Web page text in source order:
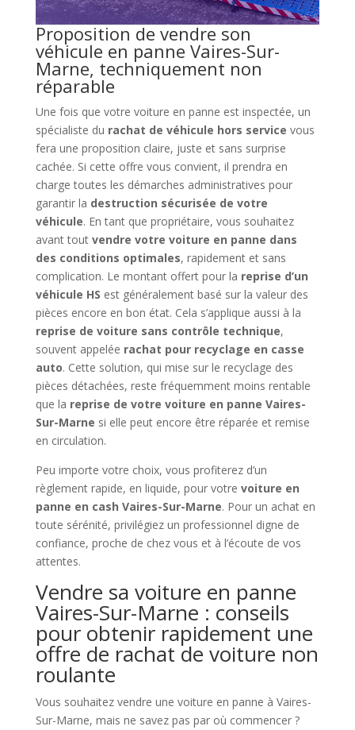
Proposition de vendre son
véhicule en panne Vaires-Sur-
Marne, techniquement non
réparable
Une fois que votre voiture en panne est inspectée, un
spécialiste du rachat de véhicule hors service vous
fera une proposition claire, juste et sans surprise
cachée. Si cette offre vous convient, il prendra en
charge toutes les démarches administratives pour
garantir la destruction sécurisée de votre
véhicule. En tant que propriétaire, vous souhaitez
avant tout vendre votre voiture en panne dans
des conditions optimales, rapidement et sans
complication. Le montant offert pour la reprise d’un
véhicule HS est généralement basé sur la valeur des
pièces encore en bon état. Cela s’applique aussi à la
reprise de voiture sans contrôle technique,
souvent appelée rachat pour recyclage en casse
auto. Cette solution, qui mise sur le recyclage des
pièces détachées, reste fréquemment moins rentable
que la reprise de votre voiture en panne Vaires-
Sur-Marne si elle peut encore être réparée et remise
en circulation.
Peu importe votre choix, vous profiterez d’un
règlement rapide, en liquide, pour votre voiture en
panne en cash Vaires-Sur-Marne. Pour un achat en
toute sérénité, privilégiez un professionnel digne de
confiance, proche de chez vous et à l’écoute de vos
attentes.
Vendre sa voiture en panne
Vaires-Sur-Marne : conseils
pour obtenir rapidement une
offre de rachat de voiture non
roulante
Vous souhaitez vendre une voiture en panne à Vaires-
Sur-Marne, mais ne savez pas par où commencer ?